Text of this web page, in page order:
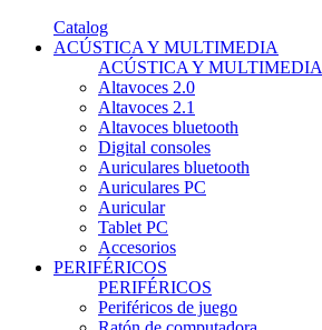
Catalog
ACÚSTICA Y MULTIMEDIA
ACÚSTICA Y MULTIMEDIA
Altavoces 2.0
Altavoces 2.1
Altavoces bluetooth
Digital consoles
Auriculares bluetooth
Auriculares PC
Auricular
Tablet PC
Accesorios
PERIFÉRICOS
PERIFÉRICOS
Periféricos de juego